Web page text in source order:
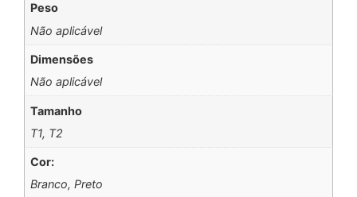
Peso
Não aplicável
Dimensões
Não aplicável
Tamanho
T1, T2
Cor:
Branco, Preto